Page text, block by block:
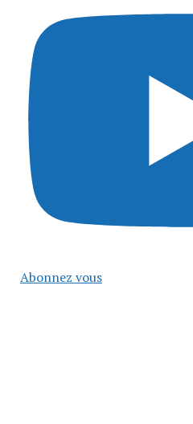
Abonnez vous